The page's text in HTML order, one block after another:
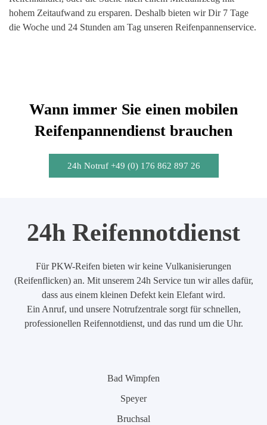
hohem Zeitaufwand zu ersparen. Deshalb bieten wir Dir 7 Tage
die Woche und 24 Stunden am Tag unseren Reifenpannenservice.
Wann immer Sie einen mobilen
Reifenpannendienst brauchen
24h Notruf +49 (0) 176 862 897 26
24h Reifennotdienst
Für PKW-Reifen bieten wir keine Vulkanisierungen
(Reifenflicken) an. Mit unserem 24h Service tun wir alles dafür,
dass aus einem kleinen Defekt kein Elefant wird.
Ein Anruf, und unsere Notrufzentrale sorgt für schnellen,
professionellen Reifennotdienst, und das rund um die Uhr.
Bad Wimpfen
Speyer
Bruchsal